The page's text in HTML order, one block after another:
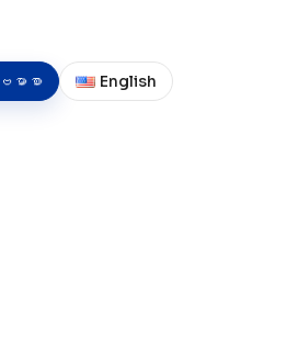
ဗမာစာ English